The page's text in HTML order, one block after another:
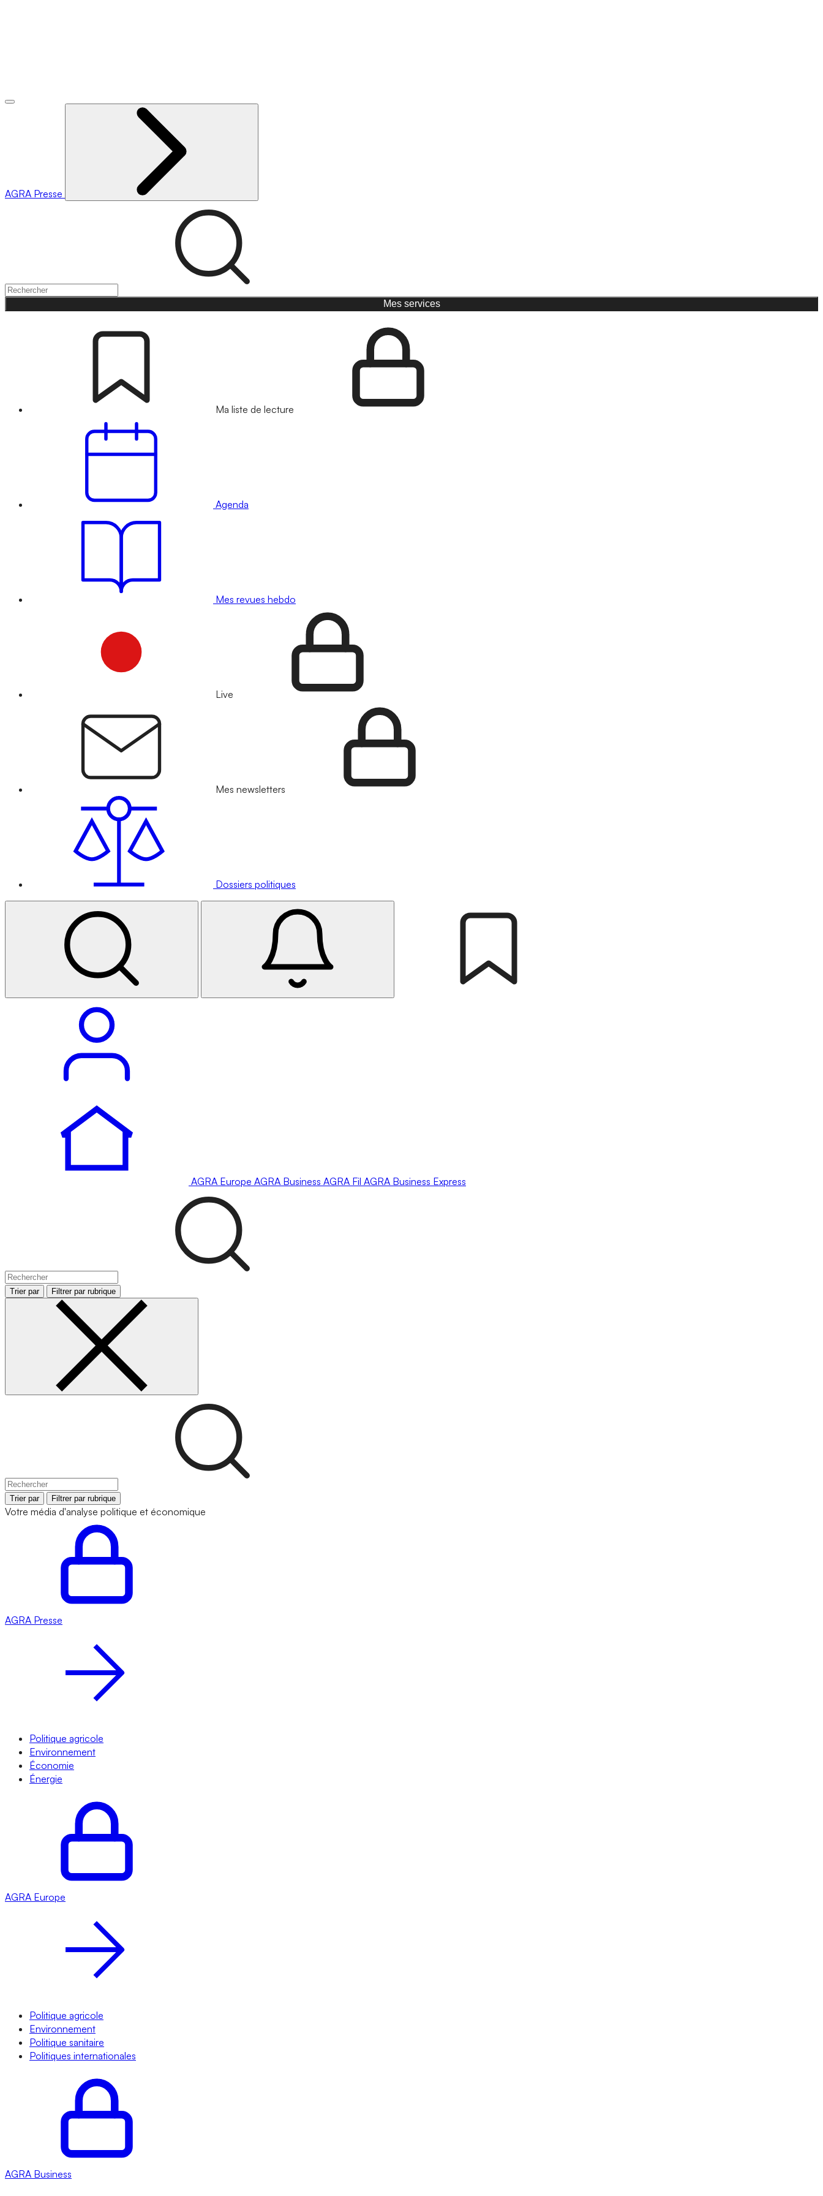
AGRA Presse
Mes services
Ma liste de lecture
Agenda
Mes revues hebdo
Live
Mes newsletters
Dossiers politiques
AGRA Europe AGRA Business AGRA Fil AGRA Business Express
Trier par Filtrer par rubrique
Trier par Filtrer par rubrique
Votre média d'analyse politique et économique
AGRA Presse
Politique agricole
Environnement
Économie
Énergie
AGRA Europe
Politique agricole
Environnement
Politique sanitaire
Politiques internationales
AGRA Business